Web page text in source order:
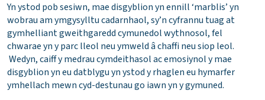
Yn ystod pob sesiwn, mae disgyblion yn ennill ‘marblis’ yn
wobrau am ymgysylltu cadarnhaol, sy’n cyfrannu tuag at
gymhelliant gweithgaredd cymunedol wythnosol, fel
chwarae yn y parc lleol neu ymweld â chaffi neu siop leol.
Wedyn, caiff y medrau cymdeithasol ac emosiynol y mae
disgyblion yn eu datblygu yn ystod y rhaglen eu hymarfer
ymhellach mewn cyd-destunau go iawn yn y gymuned.